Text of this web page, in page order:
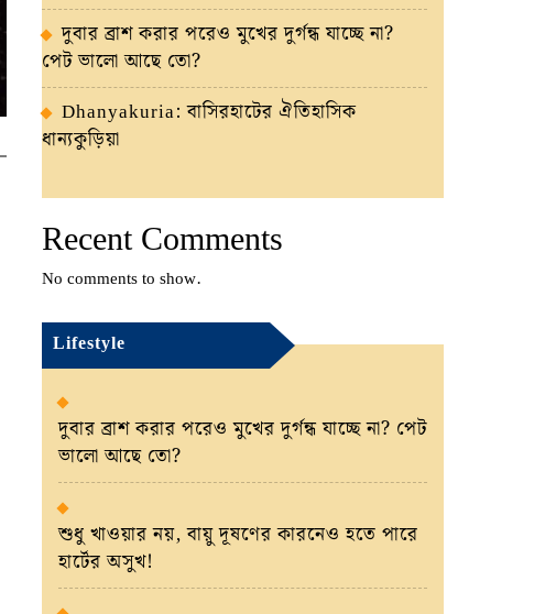
দুবার ব্রাশ করার পরেও মুখের দুর্গন্ধ যাচ্ছে না?
পেট ভালো আছে তো?
Dhanyakuria: বাসিরহাটের ঐতিহাসিক
ধান্যকুড়িয়া
Recent Comments
No comments to show.
Lifestyle
দুবার ব্রাশ করার পরেও মুখের দুর্গন্ধ যাচ্ছে না? পেট
ভালো আছে তো?
শুধু খাওয়ার নয়, বায়ু দূষণের কারনেও হতে পারে
হার্টের অসুখ!